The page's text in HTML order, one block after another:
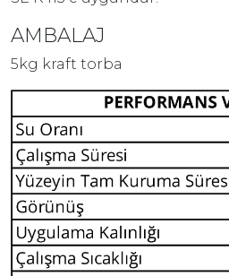
AMBALAJ
5kg kraft torba